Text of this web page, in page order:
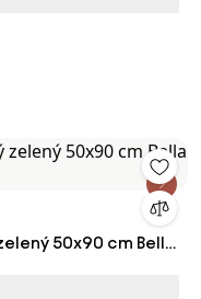
50x90 cm Bella